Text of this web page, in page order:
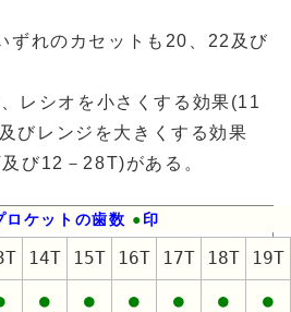
ずれのカセットも20、22及び
レシオを小さくする効果(11
びレンジを大きくする効果
び12－28T)がある。
ケットの歯数 ●印
14T 15T 16T 17T 18T 19T
● ● ● ● ● ●